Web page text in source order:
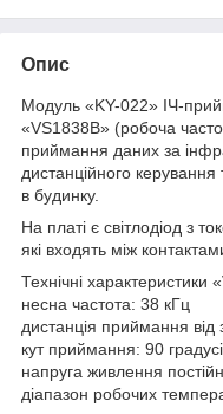
Опис
Модуль «KY-022» ІЧ-
«VS1838B» (робоча
приймання даних за
дистанційного керування
в будинку.
На платі є світлодіод з
які входять між
Технічні характеристики
несна частота: 38 кГц
дистанція приймання
кут приймання: 90
напруга живлення
діапазон робочих